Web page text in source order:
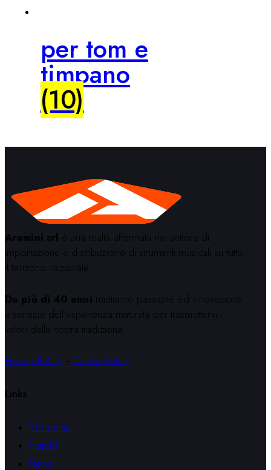
per tom e
timpano
(10)
Aramini srl è una realtà affermata nel settore di
importazione e distribuzione di strumenti musicali su tutto
il territorio nazionale.
Da più di 40 anni mettiamo passione ed innovazione
a servizio dell’esperienza maturata per trasmettervi i
valori della nostra tradizione.
Privacy Policy Cookie Policy
Links
Chi siamo
Marchi
News